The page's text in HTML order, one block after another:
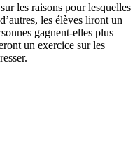
les raisons pour lesquelles
les élèves liront un
gagnent-elles plus
un exercice sur les